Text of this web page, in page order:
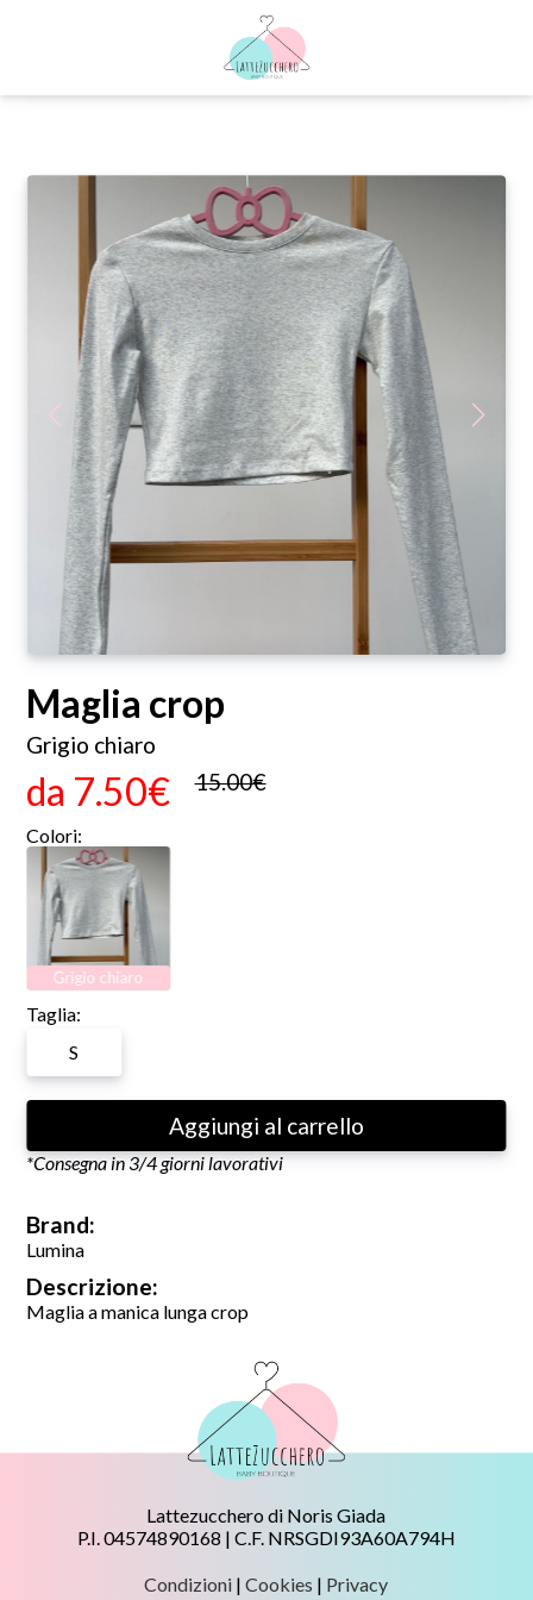
Maglia crop
Grigio chiaro
da 7.50€ 15.00€
Colori:
Grigio chiaro
Taglia:
S
Aggiungi al carrello
*Consegna in 3/4 giorni lavorativi
Brand:
Lumina
Descrizione:
Maglia a manica lunga crop
Lattezucchero di Noris Giada
P.I. 04574890168 | C.F. NRSGDI93A60A794H
Condizioni |Cookies | Privacy